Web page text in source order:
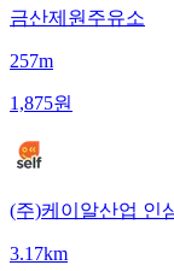
금산제원주유소
257m
1,875원
(주)케이알산업 인
3.17km